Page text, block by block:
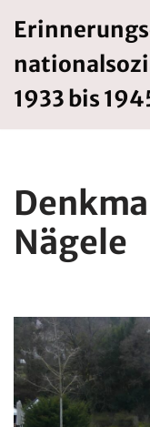
Inhalt
springen
1933 bis
Nägele